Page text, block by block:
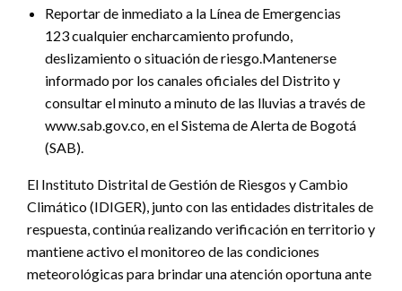
Reportar de inmediato a la Línea de Emergencias
123 cualquier encharcamiento profundo,
deslizamiento o situación de riesgo.Mantenerse
informado por los canales oficiales del Distrito y
consultar el minuto a minuto de las lluvias a través de
www.sab.gov.co, en el Sistema de Alerta de Bogotá
(SAB).
El Instituto Distrital de Gestión de Riesgos y Cambio
Climático (IDIGER), junto con las entidades distritales de
respuesta, continúa realizando verificación en territorio y
mantiene activo el monitoreo de las condiciones
meteorológicas para brindar una atención oportuna ante